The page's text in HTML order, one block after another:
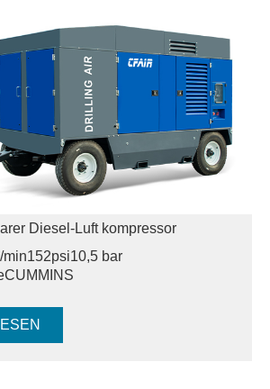
Diesel-Luft kompressor
min152psi10,5 bar
CUMMINS